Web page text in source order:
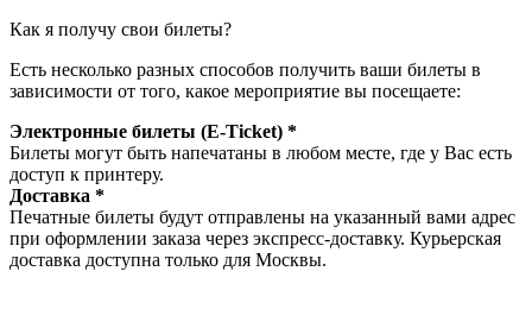
Как я получу свои билеты?
Есть несколько разных способов получить ваши билеты в
зависимости от того, какое мероприятие вы посещаете:
Электронные билеты (E-Ticket) *
Билеты могут быть напечатаны в любом месте, где у Вас есть
доступ к принтеру.
Доставка *
Печатные билеты будут отправлены на указанный вами адрес
при оформлении заказа через экспресс-доставку. Курьерская
доставка доступна только для Москвы.